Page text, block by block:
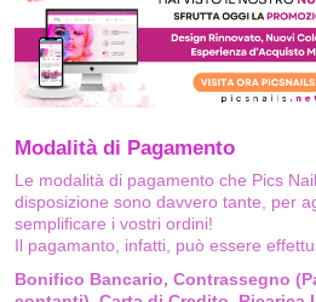
Modalità di Pagamento
Le modalità di pagamento che Pics
disposizione sono davvero tante, per
semplificare i vostri ordini!
Il pagamanto, infatti, può essere
Bonifico Bancario, Contrassegno